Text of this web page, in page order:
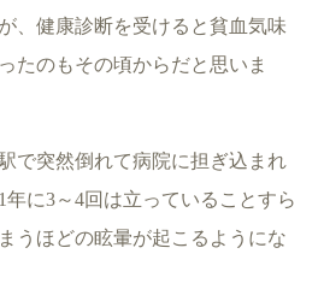
、健康診断を受けると貧血気味
たのもその頃からだと思いま
で突然倒れて病院に担ぎ込まれ
に3～4回は立っていることすら
うほどの眩暈が起こるようにな